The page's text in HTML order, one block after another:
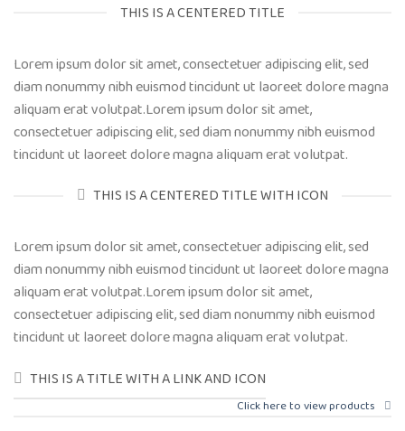
THIS IS A CENTERED TITLE
Lorem ipsum dolor sit amet, consectetuer adipiscing elit, sed
diam nonummy nibh euismod tincidunt ut laoreet dolore magna
aliquam erat volutpat.Lorem ipsum dolor sit amet,
consectetuer adipiscing elit, sed diam nonummy nibh euismod
tincidunt ut laoreet dolore magna aliquam erat volutpat.
THIS IS A CENTERED TITLE WITH ICON
Lorem ipsum dolor sit amet, consectetuer adipiscing elit, sed
diam nonummy nibh euismod tincidunt ut laoreet dolore magna
aliquam erat volutpat.Lorem ipsum dolor sit amet,
consectetuer adipiscing elit, sed diam nonummy nibh euismod
tincidunt ut laoreet dolore magna aliquam erat volutpat.
THIS IS A TITLE WITH A LINK AND ICON
Click here to view products